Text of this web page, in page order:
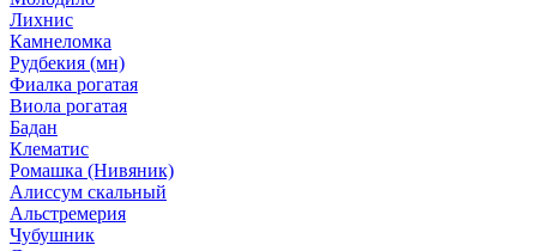
Лихнис
Камнеломка
Рудбекия (мн)
Фиалка рогатая
Виола рогатая
Бадан
Клематис
Ромашка (Нивяник)
Алиссум скальный
Альстремерия
Чубушник